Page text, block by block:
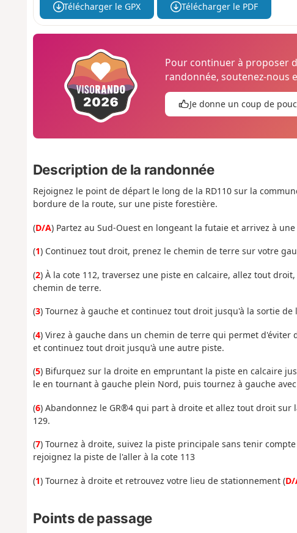
Télécharger le GPX Télécharger le PDF
Pour continuer à proposer
randonnée, soutenez-nous
Je donne un coup de
Description de la randonnée
Rejoignez le point de départ le long de la RD110 sur la
bordure de la route, sur une piste forestière.
(D/A) Partez au Sud-Ouest en longeant la futaie et arrivez à
(1) Continuez tout droit, prenez le chemin de terre sur votre
(2) À la cote 112, traversez une piste en calcaire, allez tout
chemin de terre.
(3) Tournez à gauche et continuez tout droit jusqu'à la sortie
(4) Virez à gauche dans un chemin de terre qui permet
et continuez tout droit jusqu'à une autre piste.
(5) Bifurquez sur la droite en empruntant la piste en calcaire
le en tournant à gauche plein Nord, puis tournez à gauche
(6) Abandonnez le GR®4 qui part à droite et allez tout droit
129.
(7) Tournez à droite, suivez la piste principale sans tenir
rejoignez la piste de l'aller à la cote 113
(1) Tournez à droite et retrouvez votre lieu de stationnement (D/
Points de passage